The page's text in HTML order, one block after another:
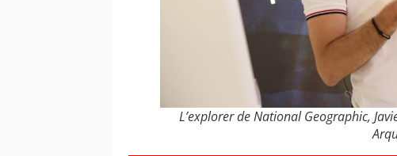
L’explorer de National Geographic,